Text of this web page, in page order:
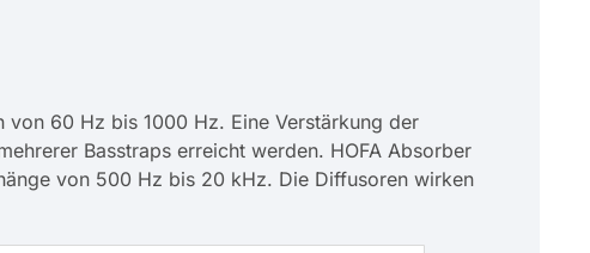
von 60 Hz bis 1000 Hz. Eine Verstärkung der
Basstraps erreicht werden. HOFA Absorber
von 500 Hz bis 20 kHz. Die Diffusoren wirken